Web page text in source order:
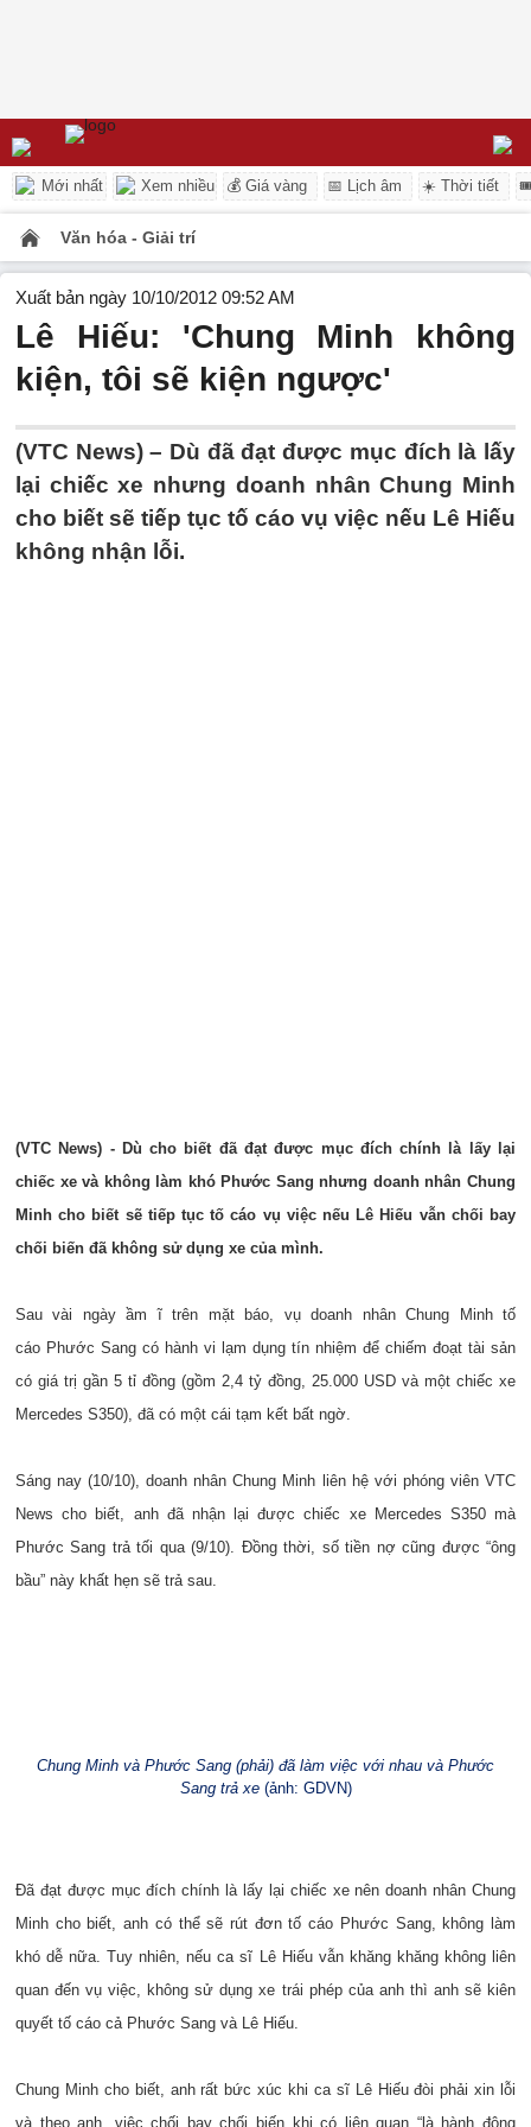
Mới nhất Xem nhiều 💰 Giá vàng 📅 Lịch âm ☀️ Thời tiết
Văn hóa - Giải trí
Xuất bản ngày 10/10/2012 09:52 AM
Lê Hiếu: 'Chung Minh không
kiện, tôi sẽ kiện ngược'
(VTC News) – Dù đã đạt được mục đích là lấy
lại chiếc xe nhưng doanh nhân Chung Minh
cho biết sẽ tiếp tục tố cáo vụ việc nếu Lê Hiếu
không nhận lỗi.
(VTC News) - Dù cho biết đã đạt được mục đích chính là lấy lại
chiếc xe và không làm khó Phước Sang nhưng doanh nhân Chung
Minh cho biết sẽ tiếp tục tố cáo vụ việc nếu Lê Hiếu vẫn chối bay
chối biến đã không sử dụng xe của mình.
Sau vài ngày ầm ĩ trên mặt báo, vụ doanh nhân Chung Minh tố
cáo Phước Sang có hành vi lạm dụng tín nhiệm để chiếm đoạt tài sản
có giá trị gần 5 tỉ đồng (gồm 2,4 tỷ đồng, 25.000 USD và một chiếc xe
Mercedes S350), đã có một cái tạm kết bất ngờ.
Sáng nay (10/10), doanh nhân Chung Minh liên hệ với phóng viên VTC
News cho biết, anh đã nhận lại được chiếc xe Mercedes S350 mà
Phước Sang trả tối qua (9/10). Đồng thời, số tiền nợ cũng được “ông
bầu” này khất hẹn sẽ trả sau.
Chung Minh và Phước Sang (phải) đã làm việc với nhau và Phước
Sang trả xe(ảnh: GDVN)
Đã đạt được mục đích chính là lấy lại chiếc xe nên doanh nhân Chung
Minh cho biết, anh có thể sẽ rút đơn tố cáo Phước Sang, không làm
khó dễ nữa. Tuy nhiên, nếu ca sĩ Lê Hiếu vẫn khăng khăng không liên
quan đến vụ việc, không sử dụng xe trái phép của anh thì anh sẽ kiên
quyết tố cáo cả Phước Sang và Lê Hiếu.
Chung Minh cho biết, anh rất bức xúc khi ca sĩ Lê Hiếu đòi phải xin lỗi
và theo anh, việc chối bay chối biến khi có liên quan “là hành động